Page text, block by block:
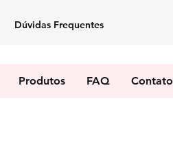
Dúvidas Frequentes
Produtos FAQ Contato